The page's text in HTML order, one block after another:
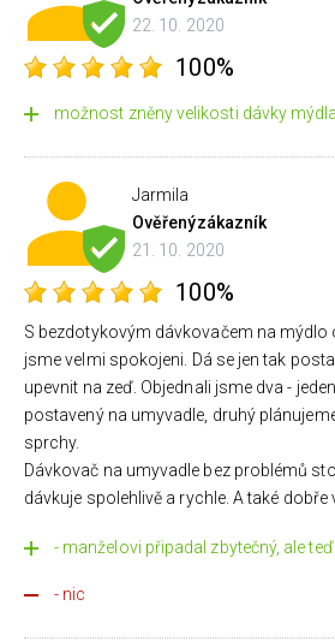
22. 10. 2020
100%
možnost zněny velikosti dávky
Jarmila
Ověřenýzákazník
21. 10. 2020
100%
S bezdotykovým dávkovačem na
jsme velmi spokojeni. Dá se jen tak
upevnit na zeď. Objednali jsme dva -
postavený na umyvadle, druhý
sprchy.
Dávkovač na umyvadle bez problémů
dávkuje spolehlivě a rychle. A také dobře
- manželovi připadal zbytečný, ale
- nic